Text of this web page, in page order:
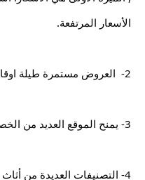
الأسعار المرتفعة.
2-  العروض مستمرة طيلة اوقات السنة على منتجاته.
3- يمنح الموقع العديد من الخصومات لعملائه الدائمين.